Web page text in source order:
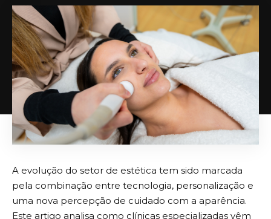
A evolução do setor de estética tem sido marcada
pela combinação entre tecnologia, personalização e
uma nova percepção de cuidado com a aparência.
Este artigo analisa como clínicas especializadas vêm